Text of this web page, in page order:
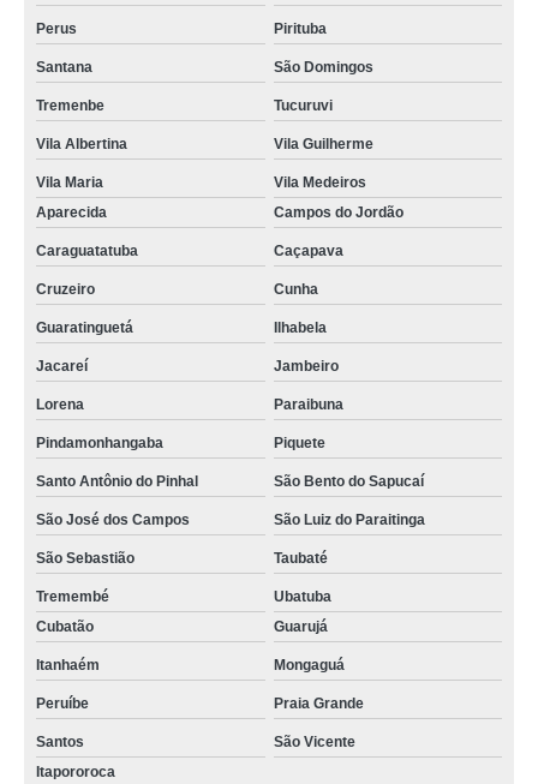
Perus Pirituba
Santana São Domingos
Tremenbe Tucuruvi
Vila Albertina Vila Guilherme
Vila Maria
Vila Medeiros
Aparecida
Campos do Jordão
Caraguatatuba Caçapava
Cruzeiro Cunha
Guaratinguetá Ilhabela
Jacareí Jambeiro
Lorena Paraibuna
Pindamonhangaba Piquete
Santo Antônio do Pinhal São Bento do Sapucaí
São José dos Campos São Luiz do Paraitinga
São Sebastião Taubaté
Tremembé
Ubatuba
Cubatão
Guarujá
Itanhaém Mongaguá
Peruíbe Praia Grande
Santos
São Vicente
Itapororoca